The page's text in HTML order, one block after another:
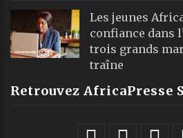
Les jeunes
confiance dans
trois grands
traîne
Retrouvez AfricaPresse